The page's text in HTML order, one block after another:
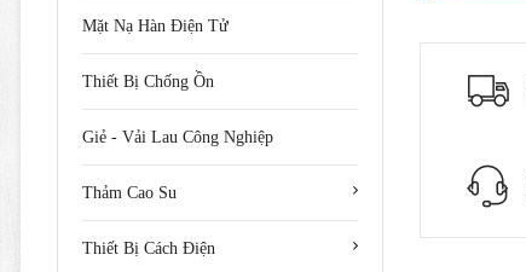
Mặt Nạ Hàn Điện Tử
Thiết Bị Chống Ồn
Giẻ - Vải Lau Công Nghiệp
Thảm Cao Su
Thiết Bị Cách Điện